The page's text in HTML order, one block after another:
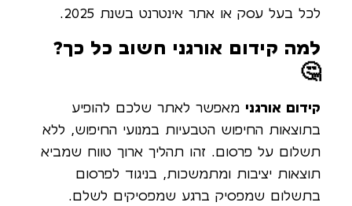
לכל בעל עסק או אתר אינטרנט בשנת 2025.
למה קידום אורגני חשוב כל כך?
🤔
קידום אורגני מאפשר לאתר שלכם להופיע
בתוצאות החיפוש הטבעיות במנועי החיפוש, ללא
תשלום על פרסום. זהו תהליך ארוך טווח שמביא
תוצאות יציבות ומתמשכות, בניגוד לפרסום
בתשלום שמפסיק ברגע שמפסיקים לשלם.